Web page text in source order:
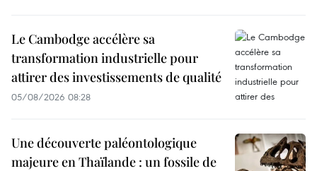
Le Cambodge accélère sa
transformation industrielle pour
attirer des investissements de qualité
05/08/2026 08:28
Une découverte paléontologique
majeure en Thaïlande : un fossile de